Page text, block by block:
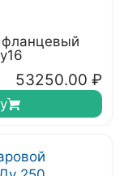
53250.00 ₽